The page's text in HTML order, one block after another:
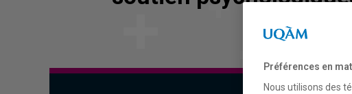
Préférences en
Nous utilisons des